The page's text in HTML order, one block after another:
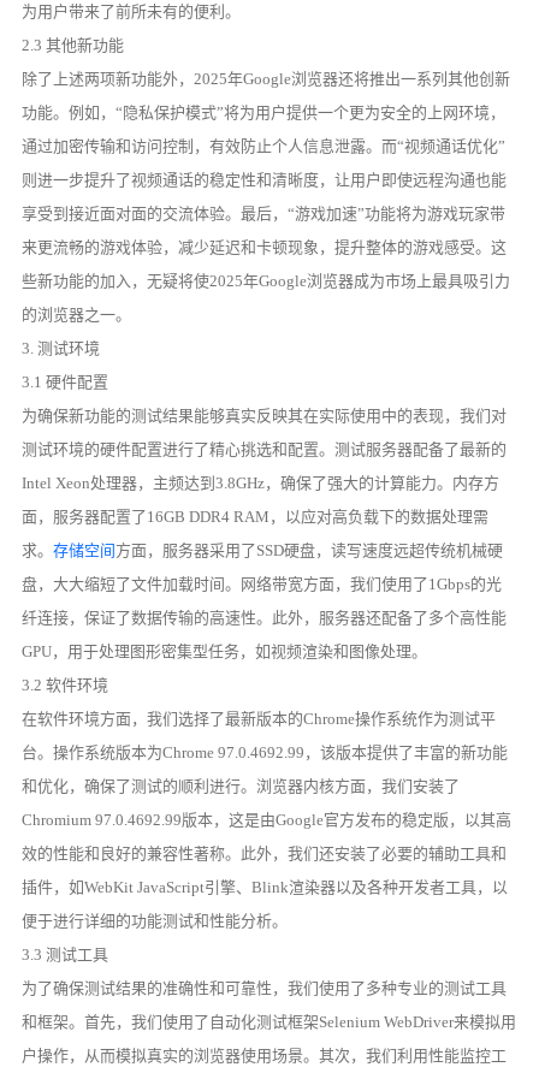
为用户带来了前所未有的便利。
2.3 其他新功能
除了上述两项新功能外，2025年Google浏览器还将推出一系列其他创新
功能。例如，“隐私保护模式”将为用户提供一个更为安全的上网环境，
通过加密传输和访问控制，有效防止个人信息泄露。而“视频通话优化”
则进一步提升了视频通话的稳定性和清晰度，让用户即使远程沟通也能
享受到接近面对面的交流体验。最后，“游戏加速”功能将为游戏玩家带
来更流畅的游戏体验，减少延迟和卡顿现象，提升整体的游戏感受。这
些新功能的加入，无疑将使2025年Google浏览器成为市场上最具吸引力
的浏览器之一。
3. 测试环境
3.1 硬件配置
为确保新功能的测试结果能够真实反映其在实际使用中的表现，我们对
测试环境的硬件配置进行了精心挑选和配置。测试服务器配备了最新的
Intel Xeon处理器，主频达到3.8GHz，确保了强大的计算能力。内存方
面，服务器配置了16GB DDR4 RAM，以应对高负载下的数据处理需
求。存储空间方面，服务器采用了SSD硬盘，读写速度远超传统机械硬
盘，大大缩短了文件加载时间。网络带宽方面，我们使用了1Gbps的光
纤连接，保证了数据传输的高速性。此外，服务器还配备了多个高性能
GPU，用于处理图形密集型任务，如视频渲染和图像处理。
3.2 软件环境
在软件环境方面，我们选择了最新版本的Chrome操作系统作为测试平
台。操作系统版本为Chrome 97.0.4692.99，该版本提供了丰富的新功能
和优化，确保了测试的顺利进行。浏览器内核方面，我们安装了
Chromium 97.0.4692.99版本，这是由Google官方发布的稳定版，以其高
效的性能和良好的兼容性著称。此外，我们还安装了必要的辅助工具和
插件，如WebKit JavaScript引擎、Blink渲染器以及各种开发者工具，以
便于进行详细的功能测试和性能分析。
3.3 测试工具
为了确保测试结果的准确性和可靠性，我们使用了多种专业的测试工具
和框架。首先，我们使用了自动化测试框架Selenium WebDriver来模拟用
户操作，从而模拟真实的浏览器使用场景。其次，我们利用性能监控工